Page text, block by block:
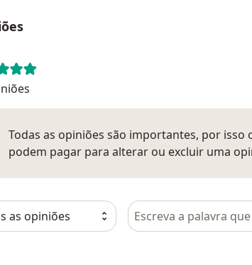
Todas as opiniões são importantes, por isso
podem pagar para alterar ou excluir uma
Pesquisar em opiniões